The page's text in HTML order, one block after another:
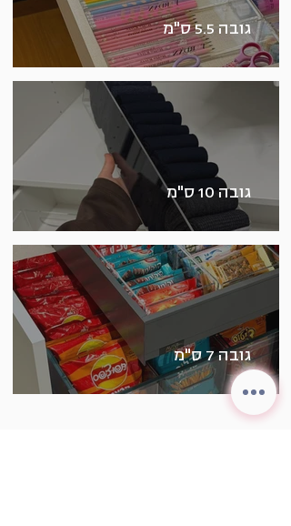
גובה 5.5 ס"מ
גובה 10 ס"מ
גובה 7 ס"מ